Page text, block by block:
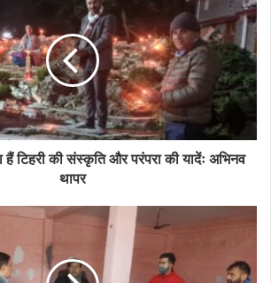
टिहरी की संस्कृति और परंपरा की यादेंः अभिनव
थापर